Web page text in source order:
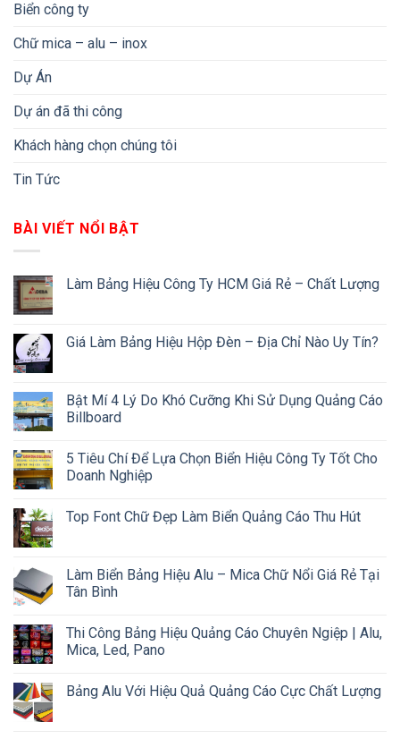
Biển công ty
Chữ mica – alu – inox
Dự Án
Dự án đã thi công
Khách hàng chọn chúng tôi
Tin Tức
BÀI VIẾT NỔI BẬT
Làm Bảng Hiệu Công Ty HCM Giá Rẻ – Chất Lượng
Giá Làm Bảng Hiệu Hộp Đèn – Địa Chỉ Nào Uy Tín?
Bật Mí 4 Lý Do Khó Cưỡng Khi Sử Dụng Quảng Cáo
Billboard
5 Tiêu Chí Để Lựa Chọn Biển Hiệu Công Ty Tốt Cho
Doanh Nghiệp
Top Font Chữ Đẹp Làm Biển Quảng Cáo Thu Hút
Làm Biển Bảng Hiệu Alu – Mica Chữ Nổi Giá Rẻ Tại
Tân Bình
Thi Công Bảng Hiệu Quảng Cáo Chuyên Ngiệp | Alu,
Mica, Led, Pano
Bảng Alu Với Hiệu Quả Quảng Cáo Cực Chất Lượng